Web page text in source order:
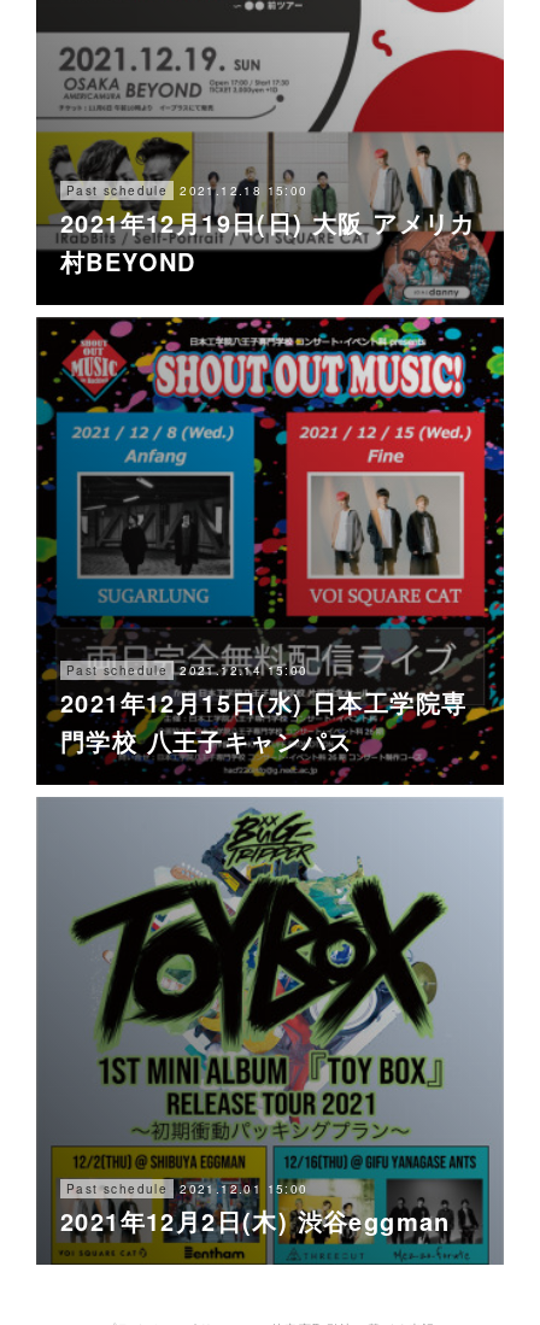
Past schedule 2021.12.18 15:00
2021年12月19日(日) 大阪 アメリカ
村BEYOND
Past schedule 2021.12.14 15:00
2021年12月15日(水) 日本工学院専
門学校 八王子キャンパス
Past schedule 2021.12.01 15:00
2021年12月2日(木) 渋谷eggman